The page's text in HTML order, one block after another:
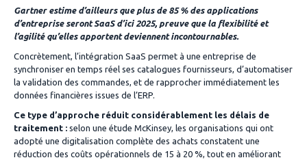
Gartner estime d’ailleurs que plus de 85 % des applications
d’entreprise seront SaaS d’ici 2025, preuve que la flexibilité et
l’agilité qu’elles apportent deviennent incontournables.
Concrètement, l’intégration SaaS permet à une entreprise de
synchroniser en temps réel ses catalogues fournisseurs, d’automatiser
la validation des commandes, et de rapprocher immédiatement les
données financières issues de l’ERP.
Ce type d’approche réduit considérablement les délais de
traitement : selon une étude McKinsey, les organisations qui ont
adopté une digitalisation complète des achats constatent une
réduction des coûts opérationnels de 15 à 20 %, tout en améliorant